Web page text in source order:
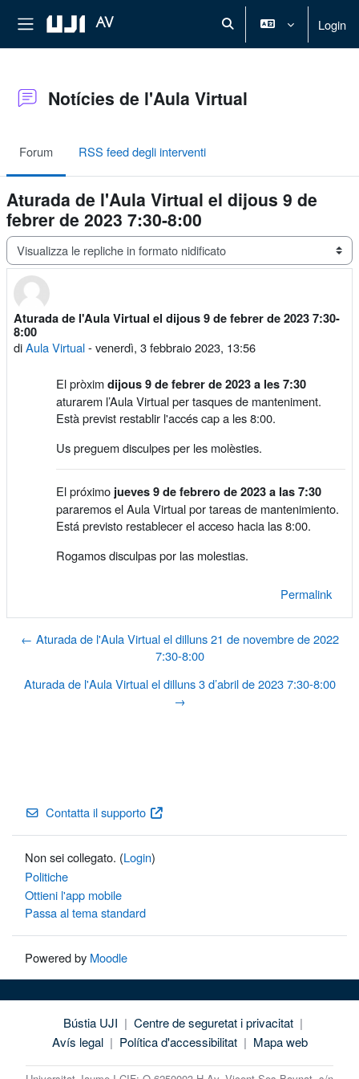
Pannello laterale
AV Attiva/disattiva input di
Login
Notícies de l'Aula Virtual
Forum RSS feed degli interventi
Aturada de l'Aula Virtual el dijous 9 de
febrer de 2023 7:30-8:00
Modalità visualizzazione
Aturada de l'Aula Virtual el dijous 9 de febrer de 2023 7:30-
8:00
diAula Virtual-venerdì, 3 febbraio 2023, 13:56
Numero di risposte: 0
El pròximdijous 9 de febrer de 2023 a les 7:30
aturarem l’Aula Virtual per tasques de manteniment.
Està previst restablir l'accés cap a les 8:00.
Us preguem disculpes per les molèsties.
El próximo jueves 9 de febrero de 2023 a las 7:30
pararemos el Aula Virtual por tareas de mantenimiento.
Está previsto restablecer el acceso hacia las 8:00.
Rogamos disculpas por las molestias.
Permalink
← Aturada de l'Aula Virtual el dilluns 21 de novembre de 2022
7:30-8:00
Aturada de l'Aula Virtual el dilluns 3 d’abril de 2023 7:30-8:00
→
Contatta il supporto
Non sei collegato. (Login)
Politiche
Ottieni l'app mobile
Passa al tema standard
Powered by Moodle
Bústia UJI | Centre de seguretat i privacitat |
Avís legal | Política d'accessibilitat | Mapa web